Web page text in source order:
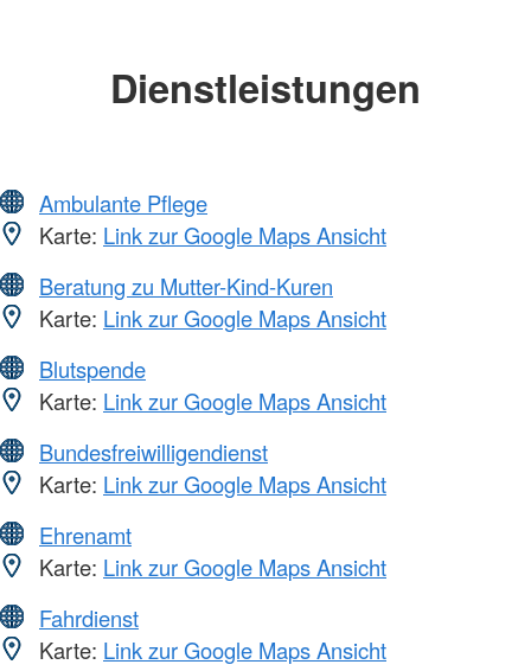
Dienstleistungen
Ambulante Pflege
Karte: Link zur Google Maps Ansicht
Beratung zu Mutter-Kind-Kuren
Karte: Link zur Google Maps Ansicht
Blutspende
Karte: Link zur Google Maps Ansicht
Bundesfreiwilligendienst
Karte: Link zur Google Maps Ansicht
Ehrenamt
Karte: Link zur Google Maps Ansicht
Fahrdienst
Karte: Link zur Google Maps Ansicht